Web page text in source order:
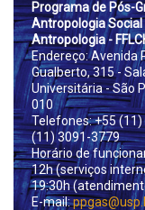
Programa de Pós-
Antropologia
Antropologia -
Endereço: Avenida
Gualberto, 315 -
Universitária - São
010
Telefones: +55
(11) 3091-3779
Horário de
12h (serviços
19:30h
E-mail: